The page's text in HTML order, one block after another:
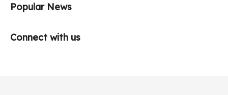
Popular News
Connect with us